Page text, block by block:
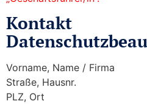
Kontakt
Vorname, Name / Firma
Straße, Hausnr.
PLZ, Ort